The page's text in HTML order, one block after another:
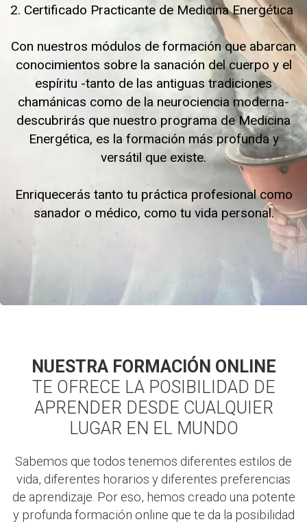
2. Certificado Practicante de Medicina Energética
Con nuestros módulos de formación que abarcan
conocimientos sobre la sanación del cuerpo y el
espíritu -tanto de las antiguas tradiciones
chamánicas como de la neurociencia moderna-
descubrirás que nuestro programa de Medicina
Energética, es la formación más profunda y
versátil que existe.
Enriquecerás tanto tu práctica profesional como
sanador o médico, como tu vida personal.
NUESTRA FORMACIÓN ONLINE
TE OFRECE LA POSIBILIDAD DE
APRENDER DESDE CUALQUIER
LUGAR EN EL MUNDO
Sabemos que todos tenemos diferentes estilos de
vida, diferentes horarios y diferentes preferencias
de aprendizaje. Por eso, hemos creado una potente
y profunda formación online que te da la posibilidad